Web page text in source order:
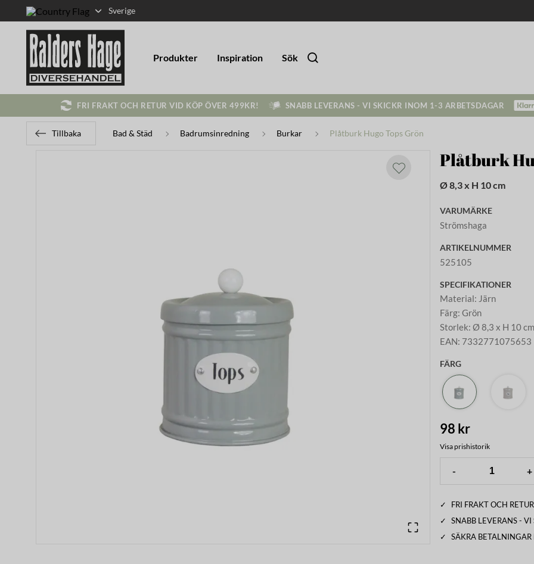
Sverige
Produkter Inspiration Sök
FRI FRAKT OCH RETUR VID KÖP ÖVER 499KR! SNABB LEVERANS - VI SKICKR INOM 1-3 ARBETSDAGAR
Tillbaka Bad & Städ Badrumsinredning Burkar Plåtburk Hugo Tops Grön
Plåtburk
Ø 8,3 x H 10 cm
VARUMÄRKE
Strömshaga
ARTIKELNUMMER
525105
SPECIFIKATIONER
Material: Järn
Färg:Grön
Storlek:Ø 8,3 x H 10 cm
EAN: 7332771075653
FÄRG
98 kr
Visa prishistorik
- +
✓
FRI FRAKT OCH
✓
SNABB LEVERANS -
✓
SÄKRA